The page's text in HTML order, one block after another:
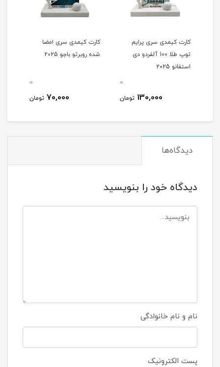
کارت کیمدی سری پرایم
توپ طلا 100 آلفردو دی
استفانو 2025
0
130,000 تومان
کارت کیمدی سری امضا
شده روبرتو باجو 2025
0
70,000 تومان
دیدگاه‌ها
دیدگاه خود را بنویسید
نام و نام خانوادگی
پست الکترونیک